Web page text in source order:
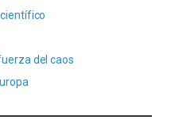
del caos